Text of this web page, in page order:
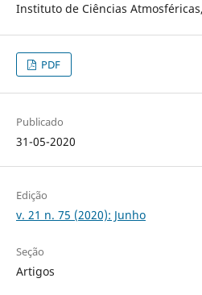
Instituto de Ciências
PDF
Publicado
31-05-2020
Edição
v. 21 n. 75 (2020): Junho
Seção
Artigos